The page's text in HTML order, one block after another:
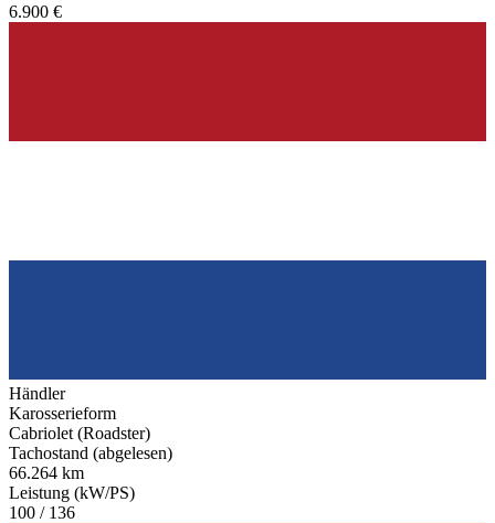
6.900 €
Händler
Karosserieform
Cabriolet (Roadster)
Tachostand (abgelesen)
66.264 km
Leistung (kW/PS)
100 / 136